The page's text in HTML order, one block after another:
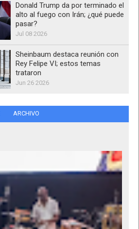
Donald Trump da por terminado el
alto al fuego con Irán; ¿qué puede
pasar?
Jul 08 2026
Sheinbaum destaca reunión con
Rey Felipe VI; estos temas
trataron
Jun 26 2026
ARCHIVO